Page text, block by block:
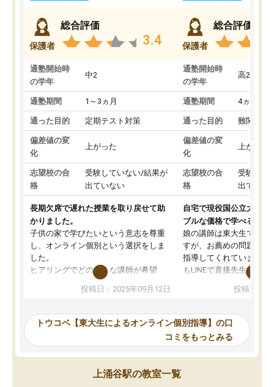
保護者
総合評価
3.4
通塾開始時
の学年
中2
通塾期間 1～3ヵ月
通った目的 定期テスト対策
偏差値の変
化
上がった
志望校の合
格
受験していない/結果が
出ていない
長期欠席で遅れた授業を取り戻せて助
かりました。
子供の家で学びたいという意志を尊重
し、オンライン個別という選択をしま
した。
ヒアリングでどのような講師が希望
か、オプションは付帯するかなど選ぶ
事が出来ました。
ーティングを行い、その講師で良いか
見てから講師を決定する事ができま
す。
うちの子は、初回面談の講師の方で決
投稿日：2025年09月12日
保護者
総合評価
通塾開始時
の学年
高2
通塾期間 4ヵ月～1
通った目的 難関私立
偏差値の変
化
上がった
志望校の合
格
受験して
出ていな
自宅で現役国公立大学生
ブルな価格で学べる
娘の講師は東大生では無
すが、お薦めの問題集や
指導してくれています。
もLINEで直接先生に質問
めれるので、個人に合
いなのがあり(有料)、受
ことをどんなスケジュー
くか相談したのですが、
ち期待したものではなく
投稿日：
トウコベ【東大生によるオンライン個別指導】の口
コミをもっとみる
上涌谷駅の教室一覧